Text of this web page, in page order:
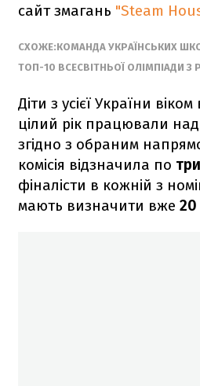
сайт змагань "Steam
СХОЖЕ:КОМАНДА УКРАЇНСЬКИХ
ТОП-10 ВСЕСВІТНЬОЇ ОЛІМПІАДИ З
Діти з усієї України віком
цілий рік працювали
згідно з обраним
комісія відзначила по три
фіналісти в кожній з
мають визначити вже 20